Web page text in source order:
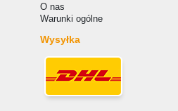
O nas
Warunki ogólne
Wysyłka